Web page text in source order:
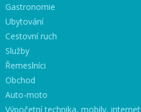
Gastronomie
Ubytování
Cestovní ruch
Služby
Řemeslníci
Obchod
Auto-moto
Výpočetní technika, mobily, internet